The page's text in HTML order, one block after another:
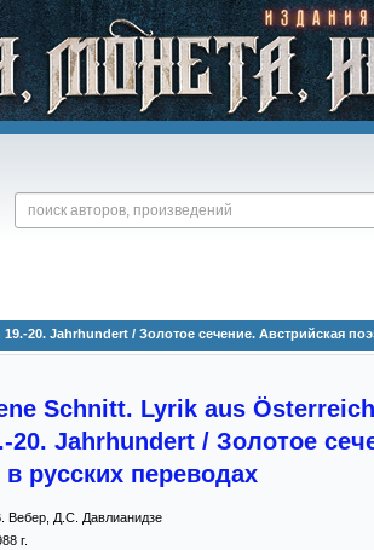
20. Jahrhundert / Золотое сечение. Австрийская
Schnitt. Lyrik aus
20. Jahrhundert / Золотое
в русских переводах
Вебер Д.С. Давлианидзе
г.